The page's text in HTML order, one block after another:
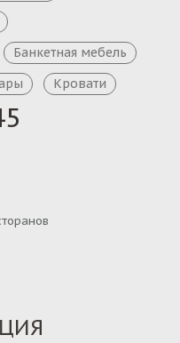
Банкетная мебель
Кровати